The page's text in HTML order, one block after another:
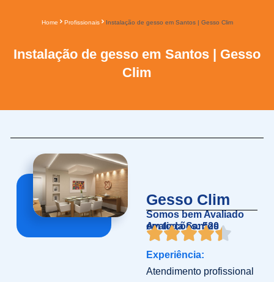
Home Profissionais Instalação de gesso em Santos | Gesso Clim
Instalação de gesso em Santos | Gesso
Clim
Gesso Clim
Somos bem Avaliado
em toda Santos
Avaliações: 520
Experiência:
Atendimento profissional